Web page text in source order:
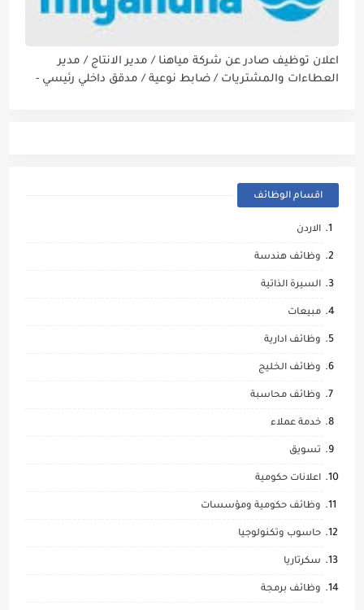
اعلان توظيف صادر عن شركة مياهنا / مدير الانتاج / مدير
العطاءات والمشتريات / ضابط نوعية / مدقق داخلي رئيسي -
اقسام الوظائف
الاردن
وظائف هندسة
السيرة الذاتية
مبيعات
وظائف ادارية
وظائف الخليج
وظائف محاسبة
خدمة عملاء
تسويق
اعلانات حكومية
وظائف حكومية ومؤسسات
حاسوب وتكنولوجيا
سكرتاريا
وظائف برمجة